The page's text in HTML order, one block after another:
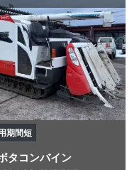
期間短
タ コンバイン